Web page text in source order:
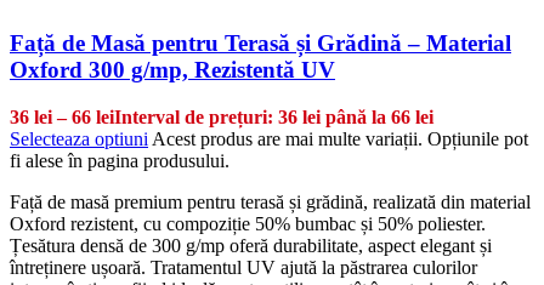
Față de Masă pentru Terasă și Grădină – Material
Oxford 300 g/mp, Rezistentă UV
36 lei – 66 leiInterval de prețuri: 36 lei până la 66 lei
Selecteaza optiuni Acest produs are mai multe variații. Opțiunile pot
fi alese în pagina produsului.
Față de masă premium pentru terasă și grădină, realizată din material
Oxford rezistent, cu compoziție 50% bumbac și 50% poliester.
Țesătura densă de 300 g/mp oferă durabilitate, aspect elegant și
întreținere ușoară. Tratamentul UV ajută la păstrarea culorilor